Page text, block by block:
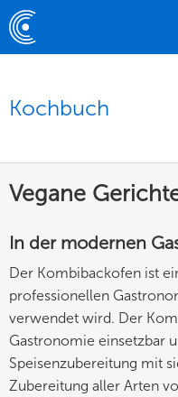
Kochbuch
Vegane
In der modernen
Der Kombibackofen ist
professionellen
verwendet wird. Der
Gastronomie einsetzbar
Speisenzubereitung mit
Zubereitung aller Arten